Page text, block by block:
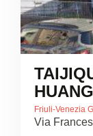
Friuli-Venezia
Via